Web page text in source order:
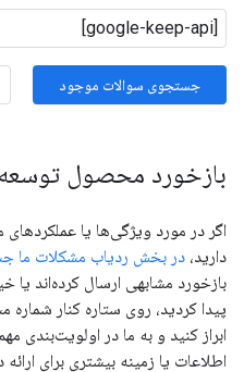
جستجوی سوالات موجود
بازخورد محصول
اگر در مورد ویژگی‌ها یا
دارید، در بخش ردیاب مشکلات ما
بازخورد مشابهی ارسال کرده‌اند یا
پیدا کردید، روی ستاره کنار
ابراز کنید و به ما در اولویت‌بندی
اطلاعات یا زمینه بیشتری برای